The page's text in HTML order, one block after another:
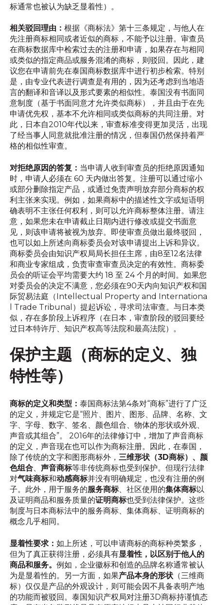
标通常也被认为缺乏显着性）。
相关驳回理由： 根据《商标法》第十三条规定，与他人在
先注册商标相同或者近似的商标，不能予以注册。审查员
在商标数据库中检索过去的注册和申请，如果存在与相同
或类似的指定商品或服务混淆的商标，则驳回。因此，建
议您在申请前先在泰国商标数据库中进行初步检索。特别
是，由专业代表进行调查是有用的，因为还考虑到当地语
言的翻译和音译以及形式要素的相似性。泰国没有书面同
意制度（基于书面同意才允许类似商标），并且由于在先
申请优先权，基本不允许相同或类似商标的共同注册。对
此，日本自2010年代以来，审查标准变得更加灵活，出现
了经当事人同意就批准注册的情况，但泰国仍然保持着严
格的相似性审查。
对拒绝原因的答复： 当申请人收到审查员的拒绝原因通知
时，申请人必须在 60 天内做出答复。注册可以通过缩小
或部分删除指定产品，或通过免责声明放弃部分商标的权
利主张来实现。例如，如果商标中的描述性文字或短语明
确表明不主张任何权利，则可以允许商标整体注册。请注
意，如果您未在申请截止日期内进行修改或提交书面意
见，则该申请将被视为放弃。即使审查员做出最终驳回，
也可以如上所述向商标委员会对该申请提出上诉和异议。
商标委员会由知识产权局局长担任主席，由8至12名法律
和商业专家组成，负责审查审查员决定的有效性。商标委
员会的听证会平均需要大约 18 至 24 个月的时间。如果您
对委员会的决定不满意，您必须在90天内向知识产权和国
际贸易法庭（Intellectual Property and Internationa
l Trade Tribunal）提起诉讼，寻求司法审查。与日本类
似，存在多阶段上诉程序（在日本，审查阶段的驳回要经
过日本特许厅、知识产权高等法院和最高法院）。
保护主题（商标的定义、独
特性等）
商标的定义和类型： 泰国商标法第4条对“商标”进行了广泛
的定义，并规定它是“照片、图片、图形、品牌、名称、文
字、字母、数字、签名、颜色组合、物体的形状或外观、
声音或其组合”。 2016年的法律修订中，增加了声音商标
的定义，声音现在也可以作为商标注册。因此，在泰国，
除了传统的文字和图形商标外， 三维形状（3D商标）、颜
色组合、 声音商标等非传统商标也受到保护。但现行法律
对气味商标和动感商标并没有明确规定，也没有注册的例
子。此外，用于服务的服务商标、社区使用的集体商标以
及证明商品和服务质量的证明商标也受到法律保护。这些
制度与日本商标法中的服务商标、集体商标、证明商标的
概念几乎相同。
显着性要求： 如上所述，可以申请商标的商标种类繁多，
但为了真正获得注册，必须具有显着性，以区别于他人的
商品和服务。 例如，企业徽标和创造的品牌名称通常被认
为是显着性的。另一方面，如果产品本身的形状 （三维商
标）仅仅是产品的外观设计，则可能会因不具备表明产地
的功能而被驳回。泰国知识产权局对注册3D商标持谨慎态